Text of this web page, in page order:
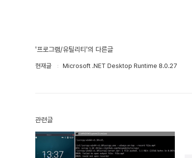
'프로그램/유틸리티'의 다른글
현재글 Microsoft .NET Desktop Runtime 8.0.27
관련글